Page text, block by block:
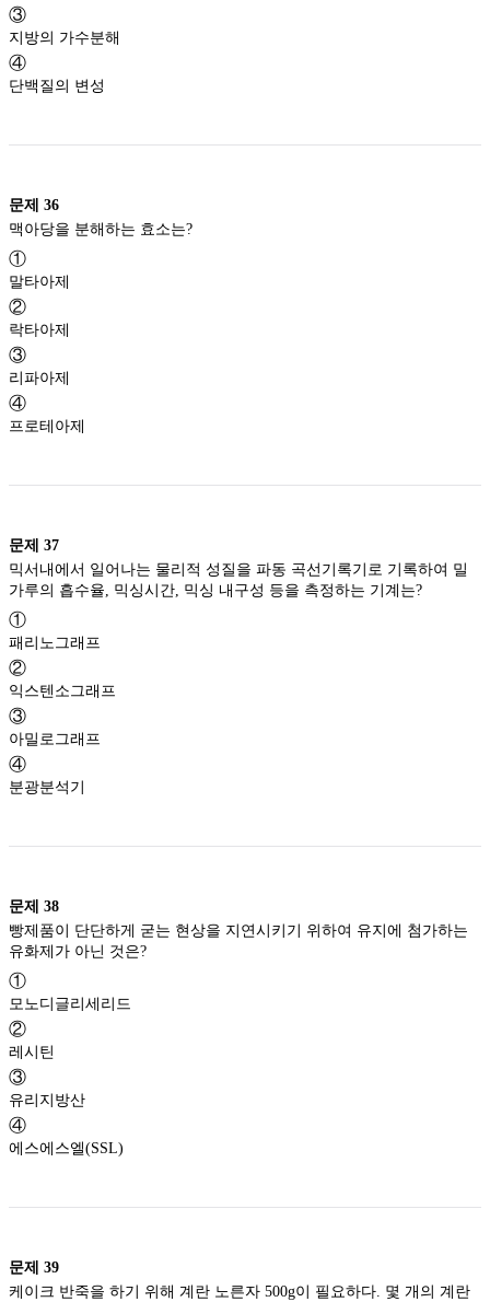
③
지방의 가수분해
④
단백질의 변성
문제 36
맥아당을 분해하는 효소는?
①
말타아제
②
락타아제
③
리파아제
④
프로테아제
문제 37
믹서내에서 일어나는 물리적 성질을 파동 곡선기록기로 기록하여 밀
가루의 흡수율, 믹싱시간, 믹싱 내구성 등을 측정하는 기계는?
①
패리노그래프
②
익스텐소그래프
③
아밀로그래프
④
분광분석기
문제 38
빵제품이 단단하게 굳는 현상을 지연시키기 위하여 유지에 첨가하는
유화제가 아닌 것은?
①
모노디글리세리드
②
레시틴
③
유리지방산
④
에스에스엘(SSL)
문제 39
케이크 반죽을 하기 위해 계란 노른자 500g이 필요하다. 몇 개의 계란